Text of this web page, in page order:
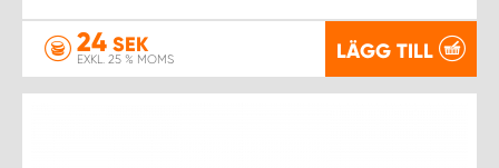
24 SEK
EXKL. 25 % MOMS LÄGG TILL